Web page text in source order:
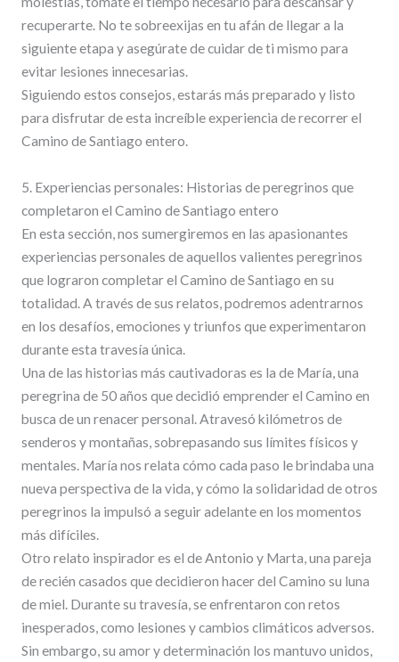
recuperarte. No te sobreexijas en tu afán de llegar a la
siguiente etapa y asegúrate de cuidar de ti mismo para
evitar lesiones innecesarias.
Siguiendo estos consejos, estarás más preparado y listo
para disfrutar de esta increíble experiencia de recorrer el
Camino de Santiago entero.
5. Experiencias personales: Historias de peregrinos que
completaron el Camino de Santiago entero
En esta sección, nos sumergiremos en las apasionantes
experiencias personales de aquellos valientes peregrinos
que lograron completar el Camino de Santiago en su
totalidad. A través de sus relatos, podremos adentrarnos
en los desafíos, emociones y triunfos que experimentaron
durante esta travesía única.
Una de las historias más cautivadoras es la de María, una
peregrina de 50 años que decidió emprender el Camino en
busca de un renacer personal. Atravesó kilómetros de
senderos y montañas, sobrepasando sus límites físicos y
mentales. María nos relata cómo cada paso le brindaba una
nueva perspectiva de la vida, y cómo la solidaridad de otros
peregrinos la impulsó a seguir adelante en los momentos
más difíciles.
Otro relato inspirador es el de Antonio y Marta, una pareja
de recién casados que decidieron hacer del Camino su luna
de miel. Durante su travesía, se enfrentaron con retos
inesperados, como lesiones y cambios climáticos adversos.
Sin embargo, su amor y determinación los mantuvo unidos,